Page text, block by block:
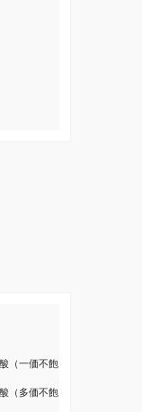
（一価不飽
（多価不飽